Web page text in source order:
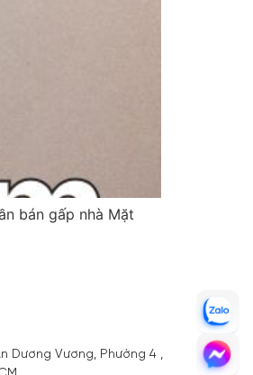
bán gấp nhà Mặt
Dương Vương, Phường 4 ,